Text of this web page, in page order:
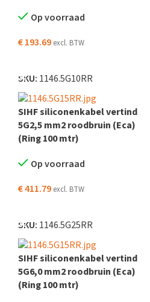
Op voorraad
€193.69 excl. BTW
SKU: 1146.5G10RR
SIHF siliconenkabel vertind
5G2,5 mm2 roodbruin (Eca)
(Ring 100 mtr)
Op voorraad
€411.79 excl. BTW
SKU: 1146.5G25RR
SIHF siliconenkabel vertind
5G6,0 mm2 roodbruin (Eca)
(Ring 100 mtr)